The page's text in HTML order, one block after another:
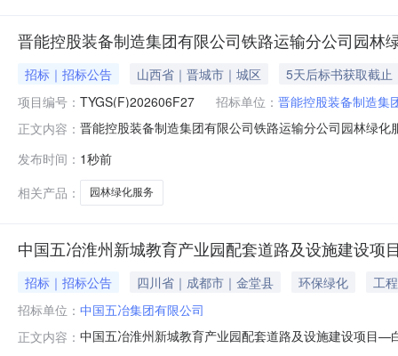
晋能控股装备制造集团有限公司铁路运输分公司园林
招标｜招标公告 山西省｜晋城市｜城区
5天后标书获取截止
项目编号： TYGS(F)202606F27 招标单位： 晋能控股装备制造集
正文内容： 晋能控股装备制造集团有限公司铁路运输分公司园林绿
备制造集团有限公司铁路运输分公司。本项目已具备采
服务范围
发布时间： 1秒前
相关产品：
园林绿化服务
中国五冶淮州新城教育产业园配套道路及设施建设
招标｜招标公告 四川省｜成都市｜金堂县 环保绿化
工程
招标单位： 中国五冶集团有限公司
正文内容： 中国五冶淮州新城教育产业园配套道路及设施建设项目—